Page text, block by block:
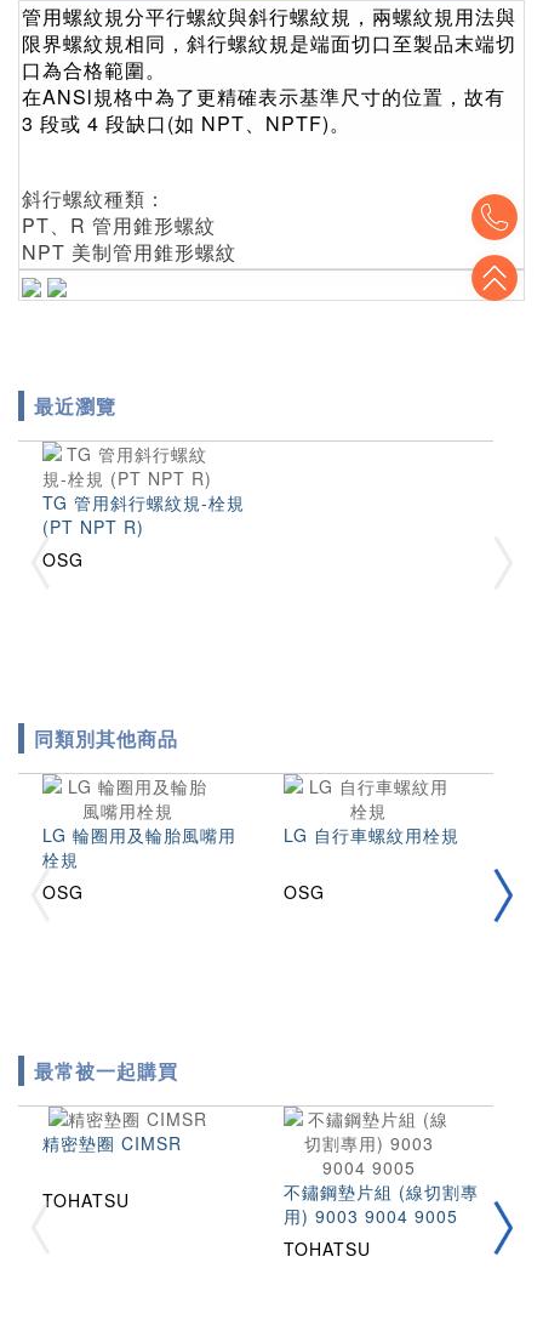
管用螺紋規分平行螺紋與斜行螺紋規，兩螺紋規用法與
限界螺紋規相同，斜行螺紋規是端面切口至製品末端切
口為合格範圍。
在ANSl規格中為了更精確表示基準尺寸的位置，故有
3 段或 4 段缺口(如 NPT、NPTF)。
斜行螺紋種類：
PT、R 管用錐形螺紋
NPT 美制管用錐形螺紋
最近瀏覽
TG 管用斜行螺紋規-栓規
(PT NPT R)
OSG
同類別其他商品
LG 輪圈用及輪胎風嘴用
栓規
OSG
LG 自行車螺紋用栓規
OSG
最常被一起購買
精密墊圈 CIMSR
TOHATSU
不鏽鋼墊片組 (線切割專
用) 9003 9004 9005
TOHATSU